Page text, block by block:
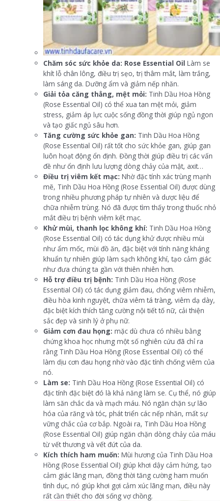
Chăm sóc sức khỏe da: Rose Essential Oil Làm se
khít lỗ chân lông, điều trị sẹo, trị thâm mắt, làm trắng,
làm sáng da. Dưỡng ẩm và giảm nếp nhăn.
Giải tỏa căng thẳng, mệt mỏi: Tinh Dầu Hoa Hồng
(Rose Essential Oil) có thể xua tan mệt mỏi, giảm
stress, giảm áp lực cuộc sống đồng thời giúp ngủ ngon
và tạo giấc ngủ sâu hơn.
Tăng cường sức khỏe gan: Tinh Dầu Hoa Hồng
(Rose Essential Oil) rất tốt cho sức khỏe gan, giúp gan
luôn hoạt động ổn định. Đồng thời giúp điều trị các vấn
đề như ổn định lưu lượng dòng chảy của mật, axit…
Điều trị viêm kết mạc: Nhờ đặc tính xác trùng mạnh
mẽ, Tinh Dầu Hoa Hồng (Rose Essential Oil) được dùng
trong nhiều phương pháp tự nhiên và dược liệu để
chữa nhiễm trùng. Nó đã được tìm thấy trong thuốc nhỏ
mắt điều trị bệnh viêm kết mạc.
Khử mùi, thanh lọc không khí: Tinh Dầu Hoa Hồng
(Rose Essential Oil) có tác dụng khử được nhiều mùi
như ẩm mốc, mùi đồ ăn, đặc biệt với tính năng kháng
khuẩn tự nhiên giúp làm sạch không khí, tạo cảm giác
như đưa chúng ta gần với thiên nhiên hơn.
Hỗ trợ điều trị bệnh: Tinh Dầu Hoa Hồng (Rose
Essential Oil) có tác dụng giảm đau, chống viêm nhiễm,
điều hòa kinh nguyệt, chữa viêm tá tràng, viêm dạ dày,
đặc biệt kích thích tăng cường nội tiết tố nữ, cải thiện
sắc đẹp và sinh lý ở phụ nữ.
Giảm cơn đau họng: mặc dù chưa có nhiều bằng
chứng khoa học nhưng một số nghiên cứu đã chỉ ra
rằng Tinh Dầu Hoa Hồng (Rose Essential Oil) có thể
làm dịu cơn đau họng nhờ vào đặc tính chống viêm của
nó.
Làm se: Tinh Dầu Hoa Hồng (Rose Essential Oil) có
đặc tính đặc biệt đó là khả năng làm se. Cụ thể, nó giúp
làm săn chắc da và mạch máu. Nó ngăn chặn sự lão
hóa của răng và tóc, phát triển các nếp nhăn, mất sự
vững chắc của cơ bắp. Ngoài ra, Tinh Dầu Hoa Hồng
(Rose Essential Oil) giúp ngăn chặn dòng chảy của máu
từ vết thương và vết đứt của da.
Kích thích ham muốn: Mùi hương của Tinh Dầu Hoa
Hồng (Rose Essential Oil) giúp khơi dậy cảm hứng, tạo
cảm giác lãng mạn, đồng thời tăng cường ham muốn
tình dục, nó giúp khơi gợi cảm xúc lãng mạn, điều này
rất cần thiết cho đời sống vợ chồng.